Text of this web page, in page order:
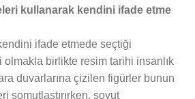
kullanarak kendini ifade etme
ifade etmede seçtiği
birlikte resim tarihi insanlık
duvarlarına çizilen figürler bunun
somutlaştırırken, soyut